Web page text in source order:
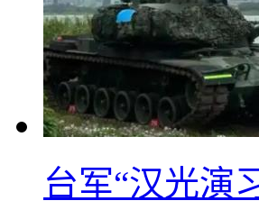
台军“汉光演